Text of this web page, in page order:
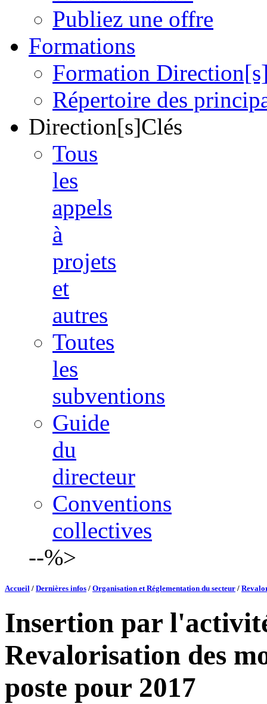
Publiez une offre
Formations
Formation
Répertoire des
Direction[s]Clés
Tous
les
appels
à
projets
et
autres
Toutes
les
subventions
Guide
du
directeur
Conventions
collectives
--%>
Accueil / Dernières infos / Organisation et Réglementation du secteur /
Insertion par
Revalorisation des
poste pour 2017